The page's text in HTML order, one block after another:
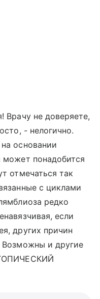
Врачу не доверяете,
- нелогично.
основании
может понадобится
отмечаться так
с циклами
редко
если
других причин
Возможны и другие